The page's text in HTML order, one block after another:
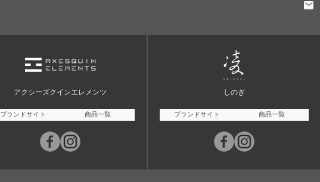
アクシーズクインエレメンツ
ブランドサイト 商品一覧
しのぎ
ブランドサイト 商品一覧